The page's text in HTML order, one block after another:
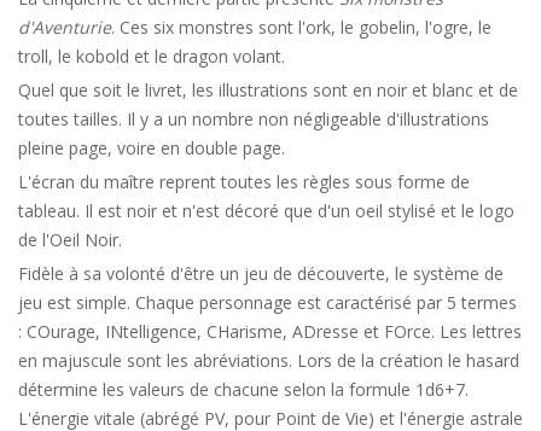
d'Aventurie. Ces six monstres sont l'ork, le gobelin, l'ogre, le
troll, le kobold et le dragon volant.
Quel que soit le livret, les illustrations sont en noir et blanc et de
toutes tailles. Il y a un nombre non négligeable d'illustrations
pleine page, voire en double page.
L'écran du maître reprent toutes les règles sous forme de
tableau. Il est noir et n'est décoré que d'un oeil stylisé et le logo
de l'Oeil Noir.
Fidèle à sa volonté d'être un jeu de découverte, le système de
jeu est simple. Chaque personnage est caractérisé par 5 termes
: COurage, INtelligence, CHarisme, ADresse et FOrce. Les lettres
en majuscule sont les abréviations. Lors de la création le hasard
détermine les valeurs de chacune selon la formule 1d6+7.
L'énergie vitale (abrégé PV, pour Point de Vie) et l'énergie astrale